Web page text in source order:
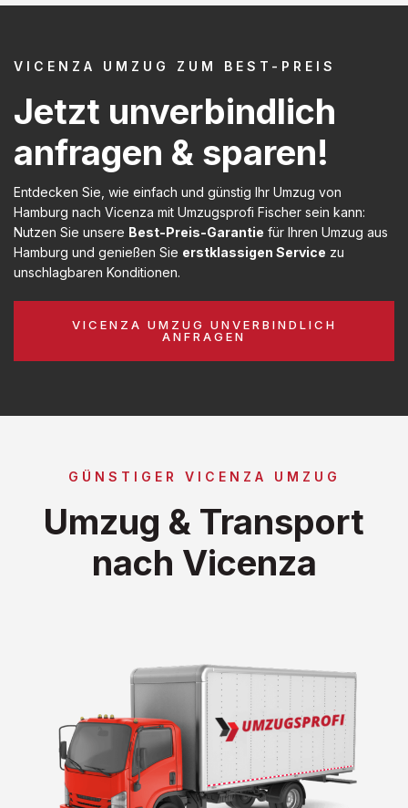
VICENZA UMZUG ZUM BEST-PREIS
Jetzt unverbindlich
anfragen & sparen!
Entdecken Sie, wie einfach und günstig Ihr Umzug von
Hamburg nach Vicenza mit Umzugsprofi Fischer sein kann:
Nutzen Sie unsere Best-Preis-Garantie für Ihren Umzug aus
Hamburg und genießen Sie erstklassigen Service zu
unschlagbaren Konditionen.
VICENZA UMZUG UNVERBINDLICH
ANFRAGEN
GÜNSTIGER VICENZA UMZUG
Umzug & Transport
nach Vicenza